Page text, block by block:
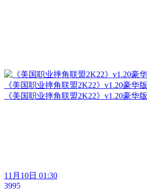
《美国职业摔角联盟2K22》v1.20豪华版
《美国职业摔角联盟2K22》v1.20豪华版
11月10日 01:30
3995